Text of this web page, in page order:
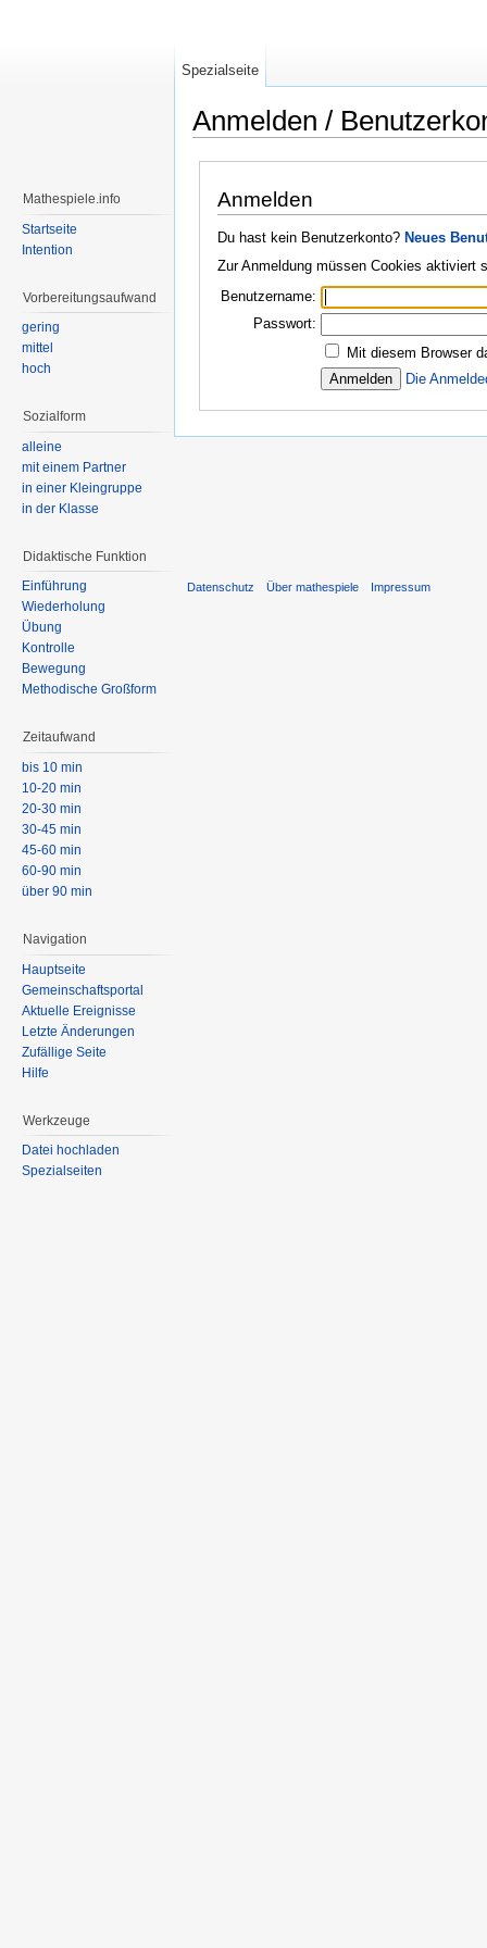
Anmelden /
Anmelden
Du hast kein Benutzerkonto? Neues
Zur Anmeldung müssen Cookies aktiviert
Benutzername:
Passwort:
Mit diesem Browser
Die
Spezialseite
Mathespiele.info
Startseite
Intention
Vorbereitungsaufwand
gering
mittel
hoch
Sozialform
alleine
mit einem Partner
in einer Kleingruppe
in der Klasse
Didaktische Funktion
Einführung
Wiederholung
Übung
Kontrolle
Bewegung
Methodische Großform
Zeitaufwand
bis 10 min
10-20 min
20-30 min
30-45 min
45-60 min
60-90 min
über 90 min
Navigation
Hauptseite
Gemeinschaftsportal
Aktuelle Ereignisse
Letzte Änderungen
Zufällige Seite
Hilfe
Werkzeuge
Datei hochladen
Spezialseiten
Datenschutz Über mathespiele Impressum